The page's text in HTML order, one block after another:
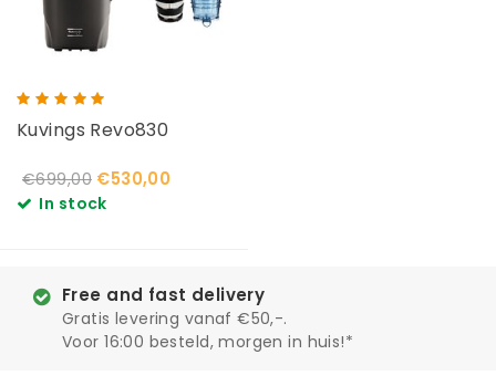
Kuvings Revo830
€699,00 €530,00
In stock
Free and fast delivery
Gratis levering vanaf €50,-.
Voor 16:00 besteld, morgen in huis!*